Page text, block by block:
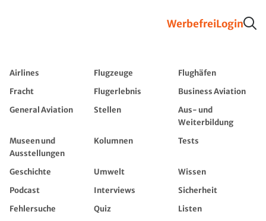
WerbefreiLogin
Airlines Flugzeuge
Flughäfen
Fracht
Flugerlebnis
Business Aviation
General Aviation
Stellen
Aus- und
Weiterbildung
Museen und
Ausstellungen
Kolumnen Tests
Geschichte Umwelt
Wissen
Podcast
Interviews
Sicherheit
Fehlersuche
Quiz
Listen